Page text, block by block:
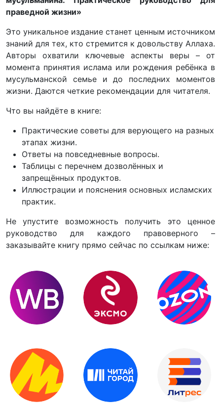
праведной жизни»
Это уникальное издание станет ценным источником
знаний для тех, кто стремится к довольству Аллаха.
Авторы охватили ключевые аспекты веры – от
момента принятия ислама или рождения ребёнка в
мусульманской семье и до последних моментов
жизни. Даются четкие рекомендации для читателя.
Что вы найдёте в книге:
Практические советы для верующего на разных
этапах жизни.
Ответы на повседневные вопросы.
Таблицы с перечнем дозволённых и
запрещённых продуктов.
Иллюстрации и пояснения основных исламских
практик.
Не упустите возможность получить это ценное
руководство для каждого правоверного –
заказывайте книгу прямо сейчас по ссылкам ниже: